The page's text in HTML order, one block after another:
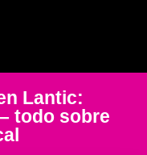
Lantic:
todo sobre